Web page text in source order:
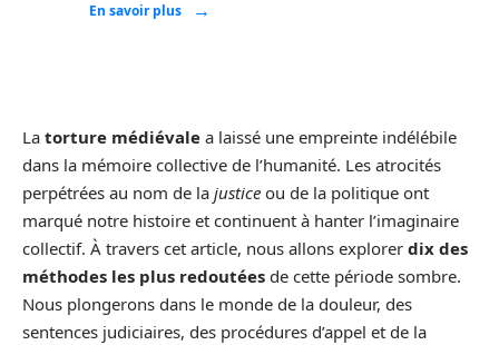
En savoir plus
La torture médiévale a laissé une empreinte indélébile
dans la mémoire collective de l’humanité. Les atrocités
perpétrées au nom de la justice ou de la politique ont
marqué notre histoire et continuent à hanter l’imaginaire
collectif. À travers cet article, nous allons explorer dix des
méthodes les plus redoutées de cette période sombre.
Nous plongerons dans le monde de la douleur, des
sentences judiciaires, des procédures d’appel et de la